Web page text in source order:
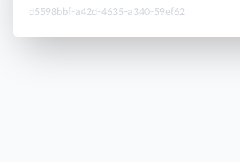
d5598bbf-a42d-4635-a340-59ef62